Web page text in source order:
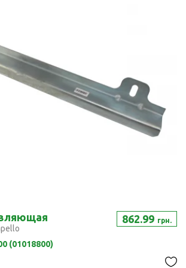
(01018800)
862.99 грн.